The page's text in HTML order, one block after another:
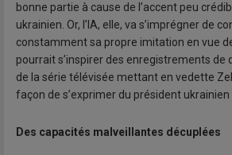
bonne partie à cause de l’accent peu
ukrainien. Or, l’IA, elle, va s’imprégner de
constamment sa propre imitation en vue
pourrait s’inspirer des enregistrements de
de la série télévisée mettant en vedette
façon de s’exprimer du président ukrainien
Des capacités malveillantes décuplées